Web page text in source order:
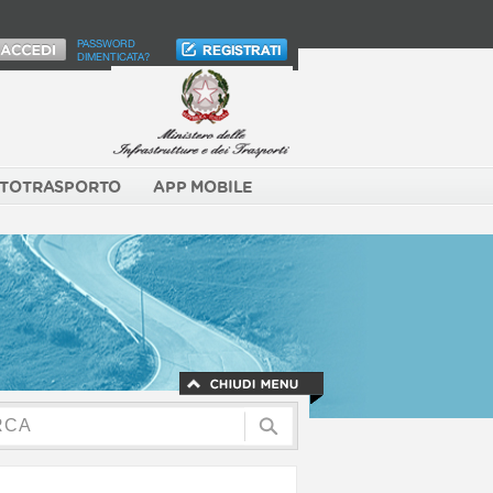
PASSWORD
DIMENTICATA?
APP MOBILE